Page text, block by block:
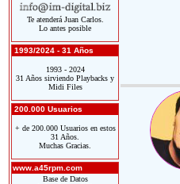
Te atenderá Juan Carlos.
Lo antes posible
1993/2024 - 31 Años
1993 - 2024
31 Años sirviendo Playbacks y
Midi Files
200.000 Usuarios
+ de 200.000 Usuarios en estos
31 Años.
Muchas Gracias.
www.a45rpm.com
Base de Datos